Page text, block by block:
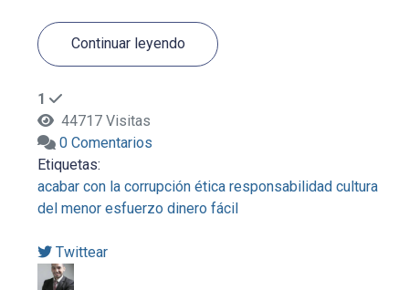
Continuar leyendo
1
44717 Visitas
0 Comentarios
Etiquetas:
acabar con la corrupción ética responsabilidad cultura
del menor esfuerzo dinero fácil
Twittear